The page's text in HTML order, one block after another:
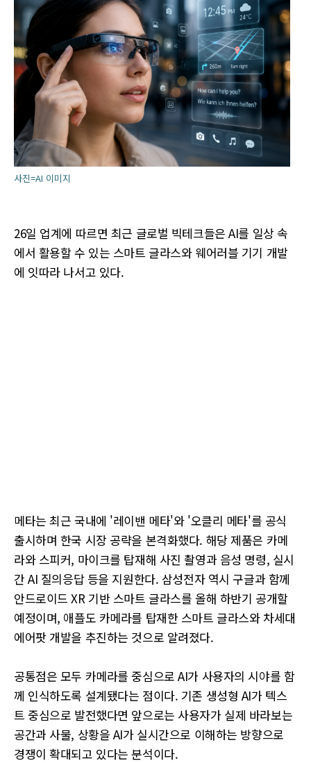
사진=AI 이미지
26일 업계에 따르면 최근 글로벌 빅테크들은 AI를 일상 속
에서 활용할 수 있는 스마트 글라스와 웨어러블 기기 개발
에 잇따라 나서고 있다.
메타는 최근 국내에 '레이밴 메타'와 '오클리 메타'를 공식
출시하며 한국 시장 공략을 본격화했다. 해당 제품은 카메
라와 스피커, 마이크를 탑재해 사진 촬영과 음성 명령, 실시
간 AI 질의응답 등을 지원한다. 삼성전자 역시 구글과 함께
안드로이드 XR 기반 스마트 글라스를 올해 하반기 공개할
예정이며, 애플도 카메라를 탑재한 스마트 글라스와 차세대
에어팟 개발을 추진하는 것으로 알려졌다.
공통점은 모두 카메라를 중심으로 AI가 사용자의 시야를 함
께 인식하도록 설계됐다는 점이다. 기존 생성형 AI가 텍스
트 중심으로 발전했다면 앞으로는 사용자가 실제 바라보는
공간과 사물, 상황을 AI가 실시간으로 이해하는 방향으로
경쟁이 확대되고 있다는 분석이다.